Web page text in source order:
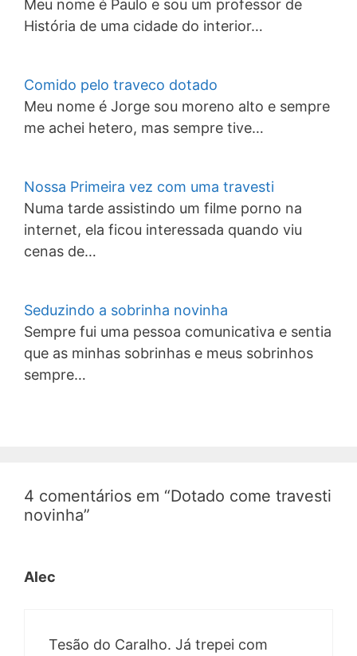
Meu nome é Paulo e sou um professor de
História de uma cidade do interior…
Comido pelo traveco dotado
Meu nome é Jorge sou moreno alto e sempre
me achei hetero, mas sempre tive…
Nossa Primeira vez com uma travesti
Numa tarde assistindo um filme porno na
internet, ela ficou interessada quando viu
cenas de…
Seduzindo a sobrinha novinha
Sempre fui uma pessoa comunicativa e sentia
que as minhas sobrinhas e meus sobrinhos
sempre…
4 comentários em “Dotado come travesti
novinha”
Alec
Tesão do Caralho. Já trepei com